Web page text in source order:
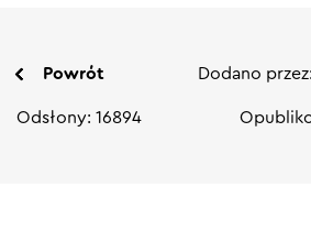
Powrót Dodano
Odsłony: 16894